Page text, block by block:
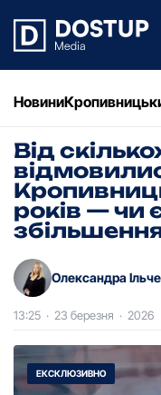
Новини
Від
років — чи
Олександра
13:25 · 23 березня · 2026